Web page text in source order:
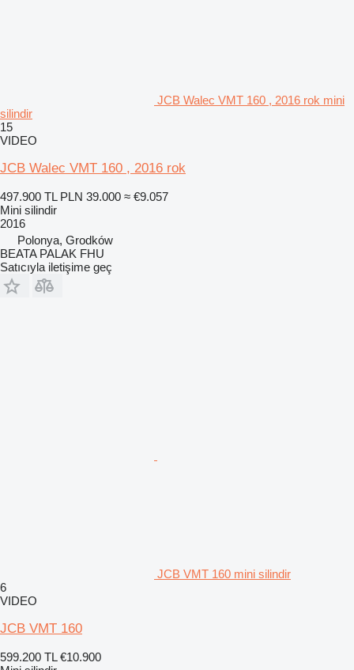
JCB Walec VMT 160 , 2016 rok mini
silindir
15
VIDEO
JCB Walec VMT 160 , 2016 rok
497.900 TL PLN 39.000 ≈ €9.057
Mini silindir
2016
Polonya, Grodków
BEATA PALAK FHU
Satıcıyla iletişime geç
JCB VMT 160 mini silindir
6
VIDEO
JCB VMT 160
599.200 TL €10.900